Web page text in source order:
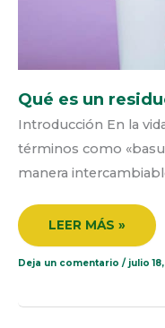
Qué es un
Introducción En la
términos como
manera
LEER MÁS »
Deja un comentario / julio